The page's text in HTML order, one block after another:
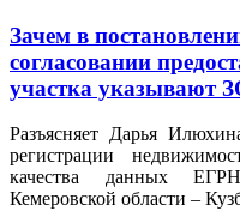
Зачем в
согласовании
участка указывают
Разъясняет Дарья
регистрации
качества данных
Кемеровской области –